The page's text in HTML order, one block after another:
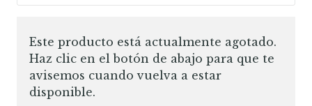
Este producto está actualmente agotado.
Haz clic en el botón de abajo para que te
avisemos cuando vuelva a estar
disponible.